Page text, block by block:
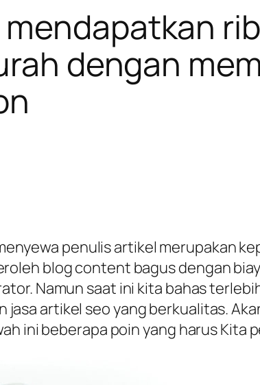
dengan
penulis artikel merupakan
blog content bagus dengan
Namun saat ini kita bahas
jasa artikel seo yang berkualitas.
ini beberapa poin yang harus Kita